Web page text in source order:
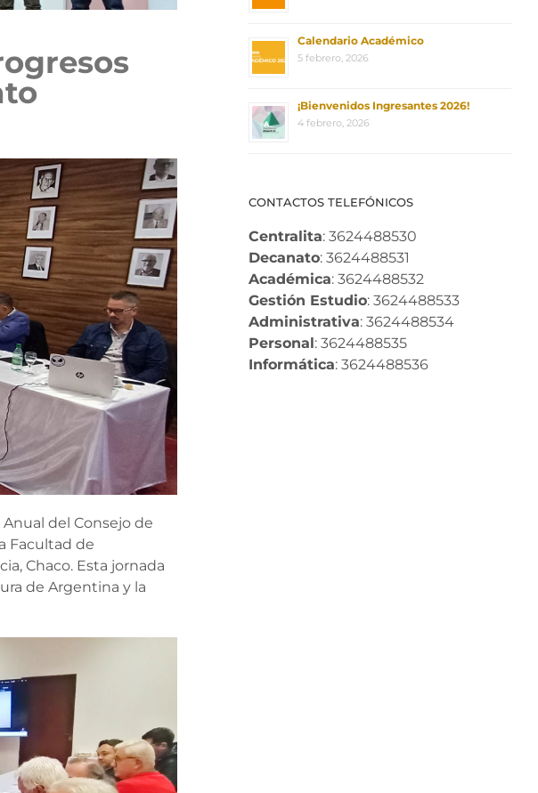
del Consejo de
Facultad de
Chaco. Esta jornada
de Argentina y la
Calendario Académico
5 febrero, 2026
¡Bienvenidos Ingresantes 2026!
4 febrero, 2026
CONTACTOS TELEFÓNICOS
Centralita: 3624488530
Decanato: 3624488531
Académica: 3624488532
Gestión Estudio: 3624488533
Administrativa: 3624488534
Personal: 3624488535
Informática: 3624488536